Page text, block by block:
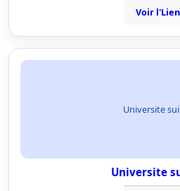
Voir l'Lien
Universite
Universite